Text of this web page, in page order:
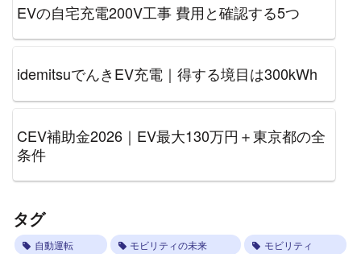
EVの自宅充電200V工事 費用と確認する5つ
idemitsuでんきEV充電｜得する境目は300kWh
CEV補助金2026｜EV最大130万円＋東京都の全
条件
タグ
自動運転 モビリティの未来
モビリティ